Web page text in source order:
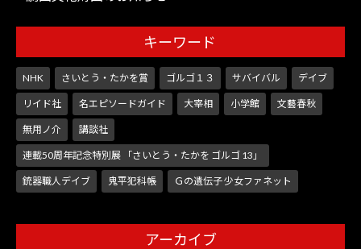
キーワード
NHK さいとう・たかを賞 ゴルゴ１３ サバイバル デイブ
リイド社 名エピソードガイド 大宰相 小学館 文藝春秋
無用ノ介 講談社
連載50周年記念特別展 「さいとう・たかを ゴルゴ 13」
銃器職人デイブ 鬼平犯科帳 Ｇの遺伝子 少女ファネット
アーカイブ